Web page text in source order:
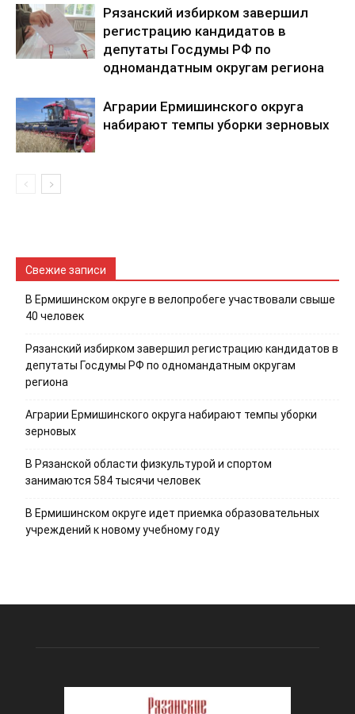
Рязанский избирком завершил
регистрацию кандидатов в
депутаты Госдумы РФ по
одномандатным округам региона
Аграрии Ермишинского округа
набирают темпы уборки зерновых
Свежие записи
В Ермишинском округе в велопробеге участвовали свыше
40 человек
Рязанский избирком завершил регистрацию кандидатов в
депутаты Госдумы РФ по одномандатным округам
региона
Аграрии Ермишинского округа набирают темпы уборки
зерновых
В Рязанской области физкультурой и спортом
занимаются 584 тысячи человек
В Ермишинском округе идет приемка образовательных
учреждений к новому учебному году